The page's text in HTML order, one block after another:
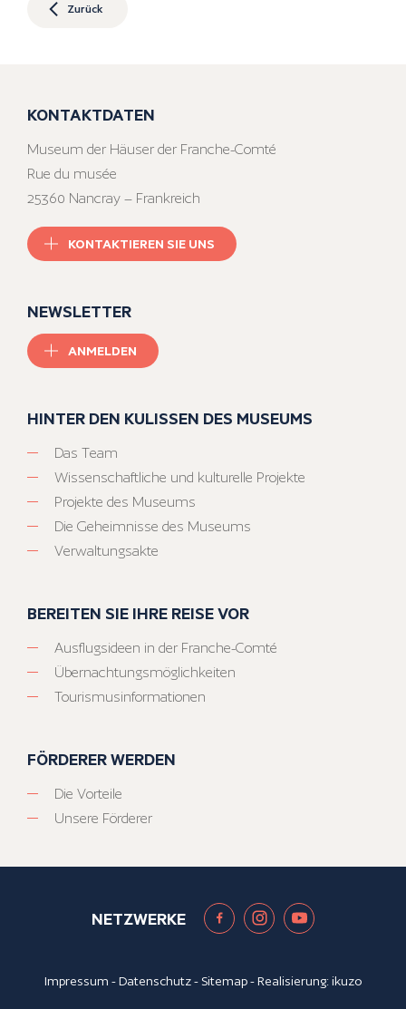
Zurück
KONTAKTDATEN
Museum der Häuser der Franche-Comté
Rue du musée
25360 Nancray – Frankreich
KONTAKTIEREN SIE UNS
NEWSLETTER
ANMELDEN
HINTER DEN KULISSEN DES MUSEUMS
Das Team
Wissenschaftliche und kulturelle Projekte
Projekte des Museums
Die Geheimnisse des Museums
Verwaltungsakte
BEREITEN SIE IHRE REISE VOR
Ausflugsideen in der Franche-Comté
Übernachtungsmöglichkeiten
Tourismusinformationen
FÖRDERER WERDEN
Die Vorteile
Unsere Förderer
NETZWERKE
Impressum -Datenschutz- Sitemap- Realisierung:ikuzo